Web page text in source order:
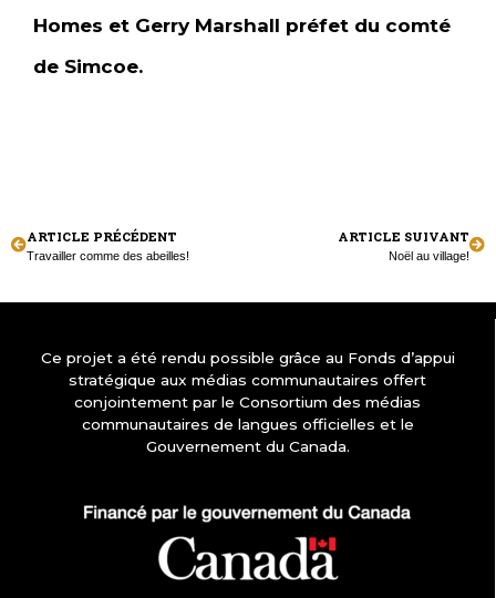
Homes et Gerry Marshall préfet du comté
de Simcoe.
ARTICLE PRÉCÉDENT
Travailler comme des abeilles!
ARTICLE SUIVANT
Noël au village!
Ce projet a été rendu possible grâce au Fonds d’appui
stratégique aux médias communautaires offert
conjointement par le Consortium des médias
communautaires de langues officielles et le
Gouvernement du Canada.